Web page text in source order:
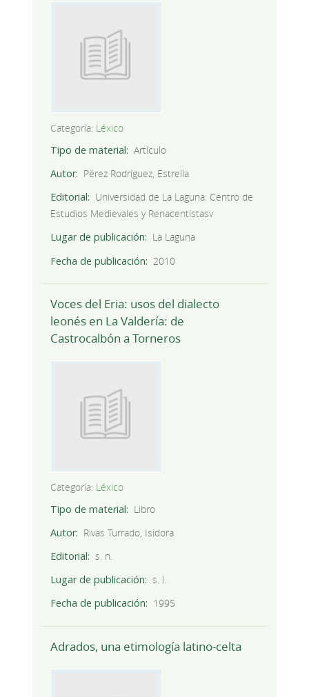
Categoría: Léxico
Tipo de material
Artículo
Autor
Përez Rodríguez, Estrella
Editorial
Universidad de La Laguna: Centro de
Estudios Medievales y Renacentistasv
Lugar de publicación
La Laguna
Fecha de publicación
2010
Voces del Eria: usos del dialecto
leonés en La Valdería: de
Castrocalbón a Torneros
Categoría: Léxico
Tipo de material
Libro
Autor
Rivas Turrado, Isidora
Editorial
s. n.
Lugar de publicación
s. l.
Fecha de publicación
1995
Adrados, una etimología latino-celta